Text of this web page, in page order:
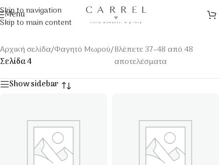
Skip to navigation
Skip to main content
Menu
Αρχική σελίδα/Φαγητό Μωρού/
Σελίδα 4
Βλέπετε 37–48 από 48
αποτελέσματα
Show sidebar